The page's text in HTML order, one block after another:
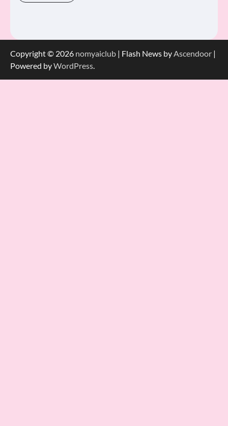
Copyright © 2026 nomyaiclub | Flash News by Ascendoor |
Powered byWordPress